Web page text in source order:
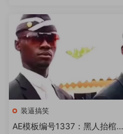
装逼搞笑
AE模板编号1337：黑人抬棺恶